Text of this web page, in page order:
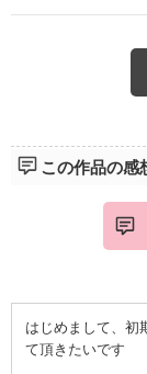
この作品の感
はじめまして、初
て頂きたいです